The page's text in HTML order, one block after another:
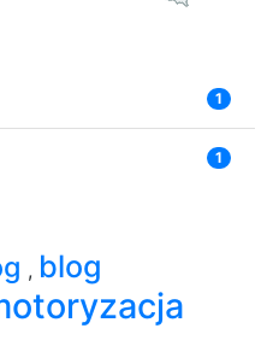
1
1
, blog